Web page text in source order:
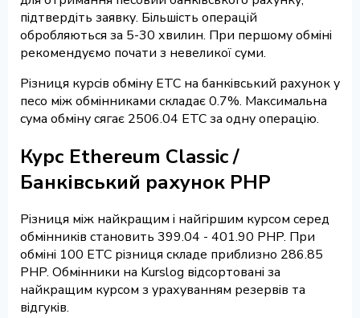
підтвердіть заявку. Більшість операцій
обробляються за 5-30 хвилин. При першому обміні
рекомендуємо почати з невеликої суми.
Різниця курсів обміну ETC на банківський рахунок у
песо між обмінниками складає 0.7%. Максимальна
сума обміну сягає 2506.04 ETC за одну операцію.
Курс Ethereum Classic /
Банківський рахунок PHP
Різниця між найкращим і найгіршим курсом серед
обмінників становить 399.04 - 401.90 PHP. При
обміні 100 ETC різниця складе приблизно 286.85
PHP. Обмінники на Kurslog відсортовані за
найкращим курсом з урахуванням резервів та
відгуків.